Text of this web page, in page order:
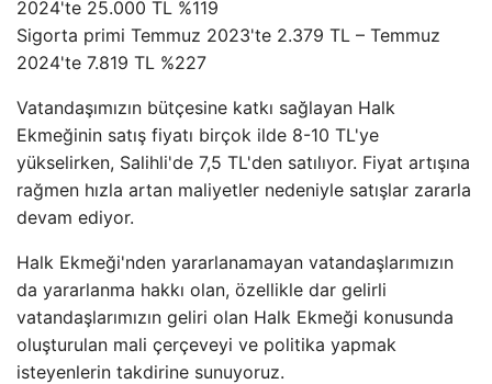
2024'te 25.000 TL %119
Sigorta primi Temmuz 2023'te 2.379 TL – Temmuz
2024'te 7.819 TL %227
Vatandaşımızın bütçesine katkı sağlayan Halk
Ekmeğinin satış fiyatı birçok ilde 8-10 TL'ye
yükselirken, Salihli'de 7,5 TL'den satılıyor. Fiyat artışına
rağmen hızla artan maliyetler nedeniyle satışlar zararla
devam ediyor.
Halk Ekmeği'nden yararlanamayan vatandaşlarımızın
da yararlanma hakkı olan, özellikle dar gelirli
vatandaşlarımızın geliri olan Halk Ekmeği konusunda
oluşturulan mali çerçeveyi ve politika yapmak
isteyenlerin takdirine sunuyoruz.